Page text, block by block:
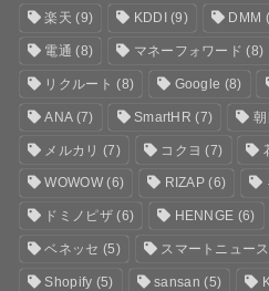
楽天 (9) KDDI (9) DMM
電通 (8) マネーフォワード (8)
リクルート (8) Google (8)
ANA(7) SmartHR (7)
メルカリ (7) コクヨ (7)
WOWOW(6) RIZAP (6)
ドミノピザ(6) HENNGE (6)
ベネッセ (5) スマートニュース
Shopify (5) sansan (5)